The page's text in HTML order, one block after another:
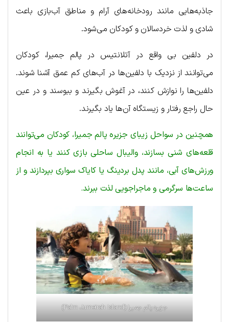
جاذبه‌هایی مانند رودخانه‌های آرام و مناطق آب‌‌بازی باعث
شادی و لذت خردسالان و کودکان می‌شود.
در دلفین بی واقع در آتلانتیس در پالم جمیرا، کودکان
می‌توانند از نزدیک با دلفین‌ها در آب‌های کم عمق آشنا شوند.
دلفین‌ها را نوازش کنند، در آغوش بگیرند و ببوسند و در عین
حال راجع رفتار و زیستگاه آن‌ها یاد بگیرند.
همچنین در سواحل زیبای جزیره پالم جمیرا، کودکان می‌توانند
قلعه‌های شنی بسازند، والیبال ساحلی بازی کنند یا به انجام
ورزش‌های آبی، مانند پدل بردینگ یا کایاک سواری بپردازند و از
ساعت‌ها سرگرمی و ماجراجویی لذت ببرند.
جزیره پالم جمیرا (Palm Jumeirah Island)